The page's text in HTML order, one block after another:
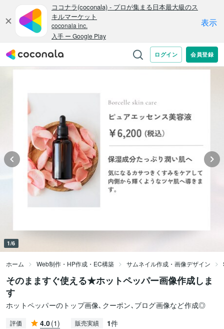
1/6
ホーム Web制作・HP作成・EC構築 サムネイル作成・画像デザイン
そのまますぐ使える★ホットペッパー画像作成しま
す
ホットペッパーのトップ画像､クーポン､ブログ画像など作成◎
評価 4.0(1) 販売実績 1件